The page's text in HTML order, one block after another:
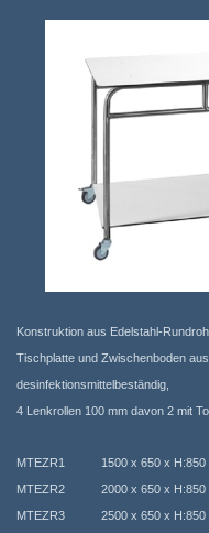
Konstruktion aus Edelstahl-
Tischplatte und Zwischenboden
desinfektionsmittelbeständig,
4 Lenkrollen 100 mm davon 2 mit
MTEZR1 1500 x 650 x
MTEZR2 2000 x 650 x
MTEZR3 2500 x 650 x